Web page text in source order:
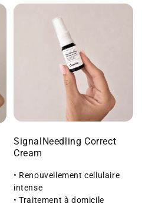
SignalNeedling Correct
Cream
• Renouvellement cellulaire
intense
• Traitement à domicile